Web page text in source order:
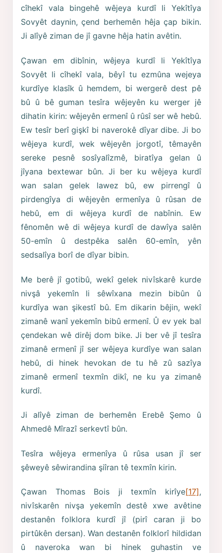
cîhekî vala bingehê wêjeya kurdî li Yekîtîya
Sovyêt daynin, çend berhemên hêja çap bikin.
Ji alîyê ziman de jî gavne hêja hatin avêtin.
Çawan em dibînin, wêjeya kurdî li Yekîtîya
Sovyêt li cîhekî vala, bêyî tu ezmûna wejeya
kurdîye klasîk û hemdem, bi wergerê dest pê
bû û bê guman tesîra wêjeyên ku werger jê
dihatin kirin: wêjeyên ermenî û rûsî ser wê hebû.
Ew tesîr berî gişkî bi naverokê dîyar dibe. Ji bo
wêjeya kurdî, wek wêjeyên jorgotî, têmayên
sereke pesnê sosîyalîzmê, biratîya gelan û
jîyana bextewar bûn. Ji ber ku wêjeya kurdî
wan salan gelek lawez bû, ew pirrengî û
pirdengîya di wêjeyên ermenîya û rûsan de
hebû, em di wêjeya kurdî de nabînin. Ew
fênomên wê di wêjeya kurdî de dawîya salên
50-emîn û destpêka salên 60-emîn, yên
sedsalîya borî de dîyar bibin.
Me berê jî gotibû, wekî gelek nivîskarê kurde
nivşâ yekemîn li sêwîxana mezin bibûn û
kurdîya wan şikestî bû. Em dikarin bêjin, wekî
zimanê wanî yekemîn bibû ermenî. Û ev yek bal
çendekan wê dirêj dom bike. Ji ber vê jî tesîra
zimanê ermenî jî ser wêjeya kurdîye wan salan
hebû, di hinek hevokan de tu hê zû sazîya
zimanê ermenî texmîn dikî, ne ku ya zimanê
kurdî.
Ji alîyê ziman de berhemên Erebê Şemo û
Ahmedê Mîrazî serkevtî bûn.
Tesîra wêjeya ermenîya û rûsa usan jî ser
şêweyê sêwirandina şiîran tê texmîn kirin.
Çawan Thomas Bois ji texmîn kirîye[17],
nivîskarên nivşa yekemîn destê xwe avêtine
destanên folklora kurdî jî (pirî caran ji bo
pirtûkên dersan). Wan destanên folklorî hildidan
û naveroka wan bi hinek guhastin ve